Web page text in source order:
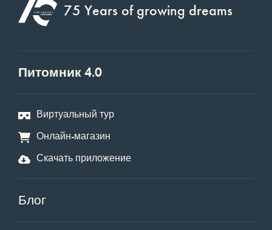
75 Years of growing dreams
Питомник 4.0
Виртуальный тур
Онлайн-магазин
Скачать приложение
Блог